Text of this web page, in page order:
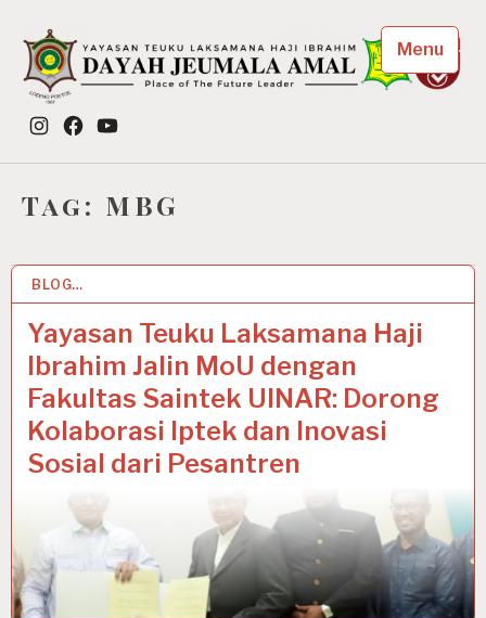
content
Dayah Jeumala Amal
Place of The Future Leader
Instagram
FacebookYouTube
Menu
Tag: MBG
BLOG…
Yayasan Teuku Laksamana Haji
Ibrahim Jalin MoU dengan
Fakultas Saintek UINAR: Dorong
Kolaborasi Iptek dan Inovasi
Sosial dari Pesantren
14 MAY 2025